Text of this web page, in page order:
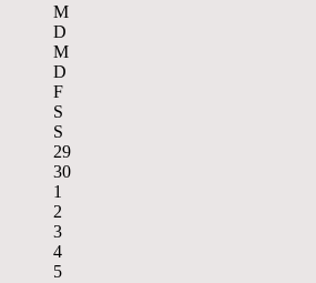
M
D
M
D
F
S
S
29
30
1
2
3
4
5